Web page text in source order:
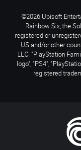
©2026 Ubisoft
Rainbow Six, the
registered or
US and/or other
LLC. "PlayStation
logo", "PS4",
registered